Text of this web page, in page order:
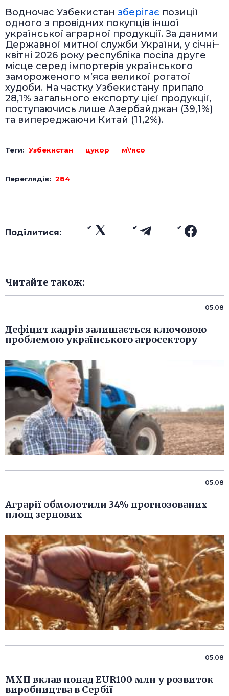
Водночас Узбекистан зберігає позиції
одного з провідних покупців іншої
української аграрної продукції. За даними
Державної митної служби України, у січні–
квітні 2026 року республіка посіла друге
місце серед імпортерів українського
замороженого м’яса великої рогатої
худоби. На частку Узбекистану припало
28,1% загального експорту цієї продукції,
поступаючись лише Азербайджан (39,1%)
та випереджаючи Китай (11,2%).
Теги: Узбекистан цукор м\'ясо
Переглядів: 284
Поділитися:
Читайте також:
05.08
Дефіцит кадрів залишається ключовою
проблемою українського агросектору
05.08
Аграрії обмолотили 34% прогнозованих
площ зернових
05.08
МХП вклав понад EUR100 млн у розвиток
виробництва в Сербії